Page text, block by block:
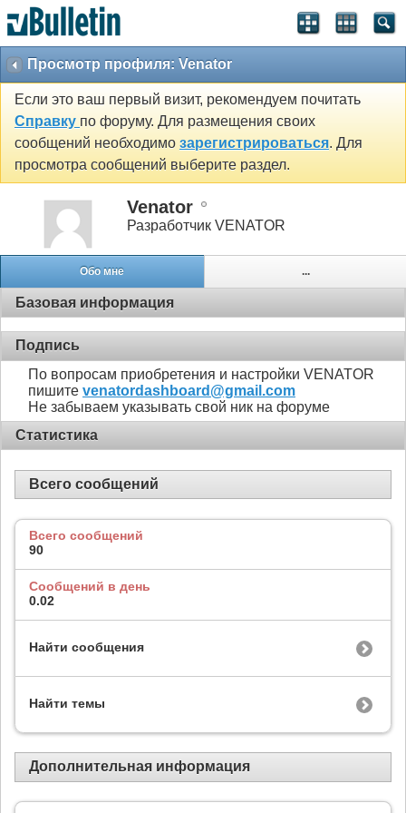
Просмотр профиля: Venator
Если это ваш первый визит, рекомендуем почитать
Справку по форуму. Для размещения своих
сообщений необходимо зарегистрироваться. Для
просмотра сообщений выберите раздел.
Venator
Разработчик VENATOR
Обо мне ...
Базовая информация
Подпись
По вопросам приобретения и настройки VENATOR
пишите venatordashboard@gmail.com
Не забываем указывать свой ник на форуме
Статистика
Всего сообщений
Всего сообщений
90
Сообщений в день
0.02
Найти сообщения
Найти темы
Дополнительная информация